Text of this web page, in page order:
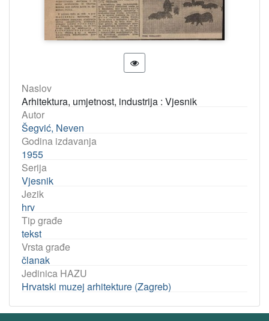
Naslov
Arhitektura, umjetnost, industrija : Vjesnik
Autor
Šegvić, Neven
Godina izdavanja
1955
Serija
Vjesnik
Jezik
hrv
Tip građe
tekst
Vrsta građe
članak
Jedinica HAZU
Hrvatski muzej arhitekture (Zagreb)